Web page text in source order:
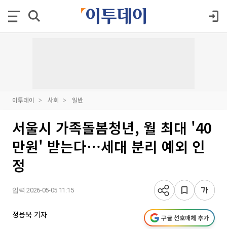
이투데이 사회 일반
서울시 가족돌봄청년, 월 최대 '40
만원' 받는다⋯세대 분리 예외 인
정
입력 2026-05-05 11:15
정용욱 기자 구글 선호매체 추가